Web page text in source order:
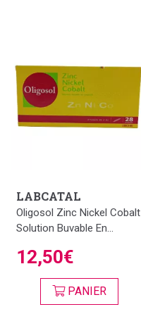
LABCATAL
Oligosol Zinc Nickel Cobalt
Solution Buvable En...
12,50€
PANIER